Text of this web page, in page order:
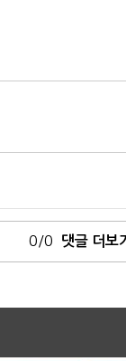
0/0 댓글 더보기